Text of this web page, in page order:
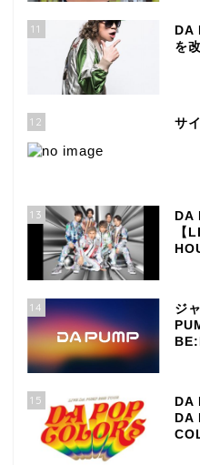
11
DA
を
12 サ
13
DA
【
14
ジ
15
DA
DA